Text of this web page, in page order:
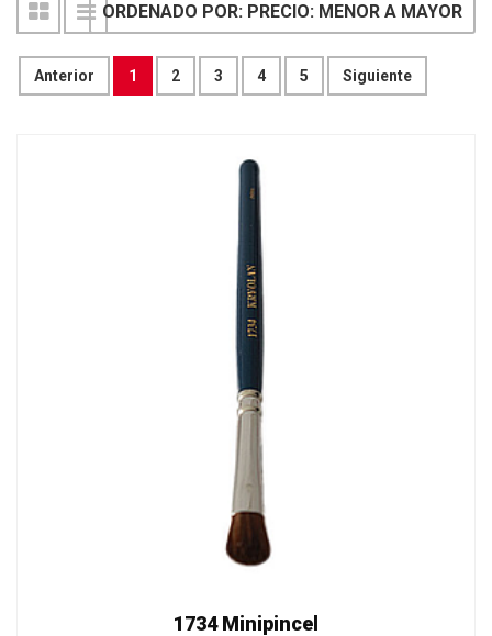
Anterior 1 2 3 4 5 Siguiente
ORDENADO POR: PRECIO: MENOR A MAYOR
1734 Minipincel